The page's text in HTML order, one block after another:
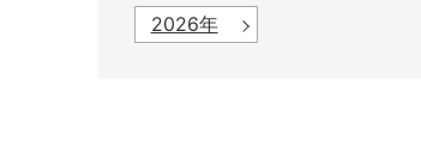
2026年